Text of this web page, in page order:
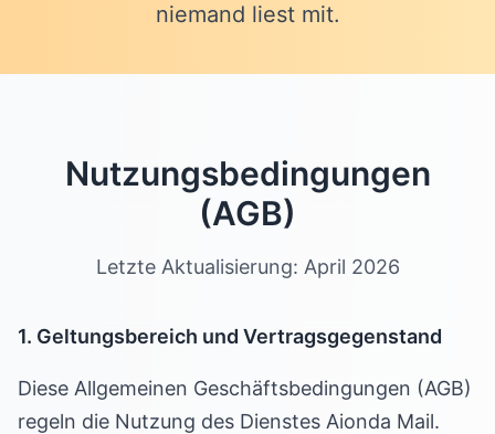
niemand liest mit.
Nutzungsbedingungen
(AGB)
Letzte Aktualisierung: April 2026
1. Geltungsbereich und Vertragsgegenstand
Diese Allgemeinen Geschäftsbedingungen (AGB)
regeln die Nutzung des Dienstes Aionda Mail.